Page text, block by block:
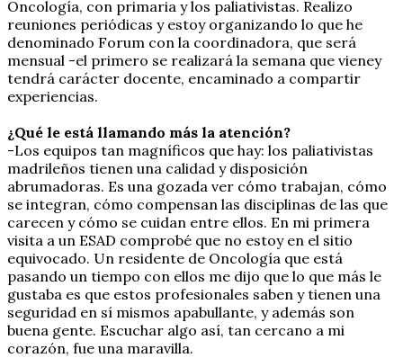
Oncología, con primaria y los paliativistas. Realizo
reuniones periódicas y estoy organizando lo que he
denominado Forum con la coordinadora, que será
mensual -el primero se realizará la semana que vieney
tendrá carácter docente, encaminado a compartir
experiencias.
¿Qué le está llamando más la atención?
-Los equipos tan magníficos que hay: los paliativistas
madrileños tienen una calidad y disposición
abrumadoras. Es una gozada ver cómo trabajan, cómo
se integran, cómo compensan las disciplinas de las que
carecen y cómo se cuidan entre ellos. En mi primera
visita a un ESAD comprobé que no estoy en el sitio
equivocado. Un residente de Oncología que está
pasando un tiempo con ellos me dijo que lo que más le
gustaba es que estos profesionales saben y tienen una
seguridad en sí mismos apabullante, y además son
buena gente. Escuchar algo así, tan cercano a mi
corazón, fue una maravilla.